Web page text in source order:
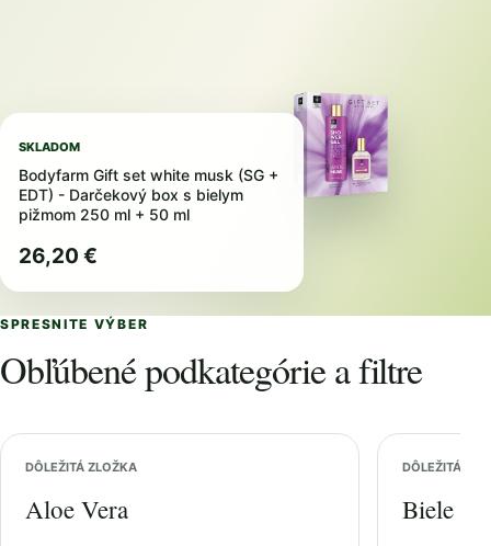
SKLADOM
Bodyfarm Gift set white musk (SG +
EDT) - Darčekový box s bielym
pižmom 250 ml + 50 ml
26,20 €
SPRESNITE VÝBER
Obľúbené podkategórie a filtre
DÔLEŽITÁ ZLOŽKA
Aloe Vera
DÔLEŽITÁ
Biele